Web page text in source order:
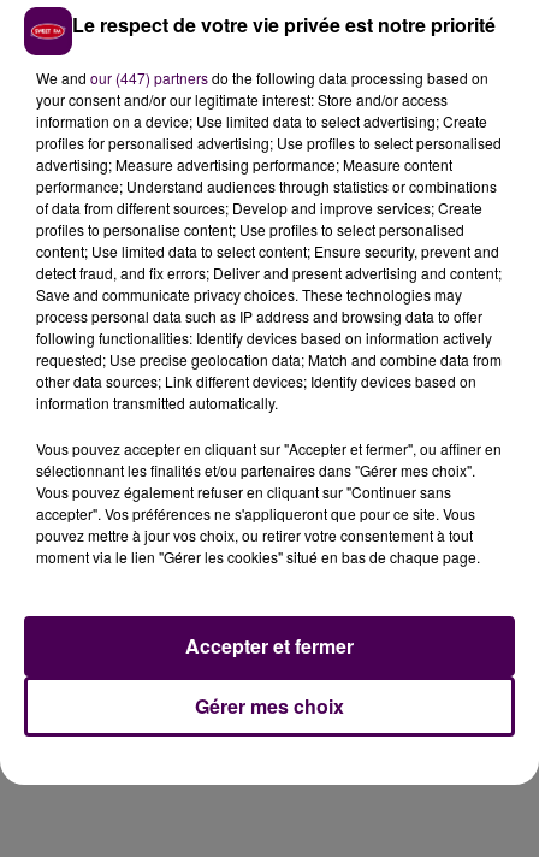
En attendant, les pompiers gèrent leurs missions à flux
tendus.
"Les délais d’intervention s’allongent"
Cyrille Giron pour le syndicat SASPP-PATS 41."La
population ne s’en rend pas forcément compte,
mais on tricote !".Il est aussi question de la sécurité
des agents lors des interventions, tout comme de la
qualité des secours :"Nous ne sommes pas des
super-héros, nous devenons de plus en plus
fragiles.Parfois, nous devons soutenir nos propres
collègues qui n’en peuvent plus".Avant de
rencontrer leur autorité de tutelle -le Conseil
départemental-, les syndicats vont saisir les
candidats aux élections législatives."La difficulté n’est
pas d’embaucher des pompiers professionnels. C’est
reprend Gaétane Ruellan, en
sortant la calculatrice :"Ce serait deux euros par an
et par habitant, c’est un fait ! Mais est-ce que la
sécurité de chacun ne vaut pas ces deux euros ?".
Cyrille Giron :
Le respect de votre vie privée est notre priorité
We and our (447) partnersdo the following data processing based on
your consent and/or our legitimate interest: Store and/or access
information on a device; Use limited data to select advertising; Create
profiles for personalised advertising; Use profiles to select personalised
advertising; Measure advertising performance; Measure content
performance; Understand audiences through statistics or combinations
of data from different sources; Develop and improve services; Create
profiles to personalise content; Use profiles to select personalised
content; Use limited data to select content; Ensure security, prevent and
detect fraud, and fix errors; Deliver and present advertising and content;
Save and communicate privacy choices. These technologies may
process personal data such as IP address and browsing data to offer
following functionalities: Identify devices based on information actively
requested; Use precise geolocation data; Match and combine data from
other data sources; Link different devices; Identify devices based on
information transmitted automatically.
Vous pouvez accepter en cliquant sur "Accepter et fermer", ou affiner en
sélectionnant les finalités et/ou partenaires dans "Gérer mes choix".
Vous pouvez également refuser en cliquant sur "Continuer sans
accepter". Vos préférences ne s'appliqueront que pour ce site. Vous
pouvez mettre à jour vos choix, ou retirer votre consentement à tout
moment via le lien "Gérer les cookies" situé en bas de chaque page.
Gérer mes choix
Accepter et fermer